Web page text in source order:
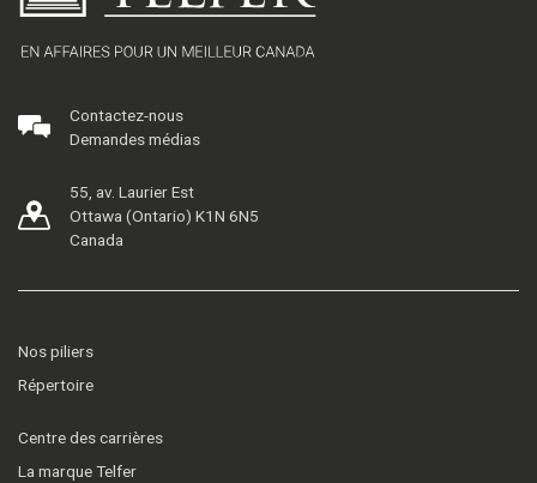
Contactez-nous
Demandes médias
55, av. Laurier Est
Ottawa (Ontario) K1N 6N5
Canada
Nos piliers
Répertoire
Centre des carrières
La marque Telfer